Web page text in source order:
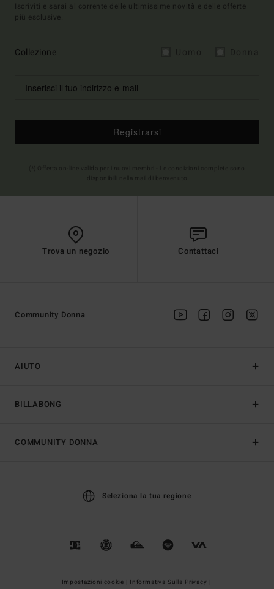
Iscriviti e sarai al corrente delle ultimissime novità e delle offerte
più esclusive.
Collezione
Registrarsi
Trova un negozio Contattaci
AIUTO
BILLABONG
Community Donna
COMMUNITY DONNA
Seleziona la tua regione
Impostazioni cookie | Informativa Sulla Privacy |